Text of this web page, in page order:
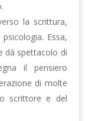
la scrittura,
Essa,
dà spettacolo di
il pensiero
di molte
scrittore e del